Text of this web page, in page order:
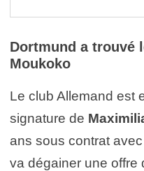
Dortmund a trouvé
Moukoko
Le club Allemand est
signature de
ans sous contrat avec
va dégainer une offre